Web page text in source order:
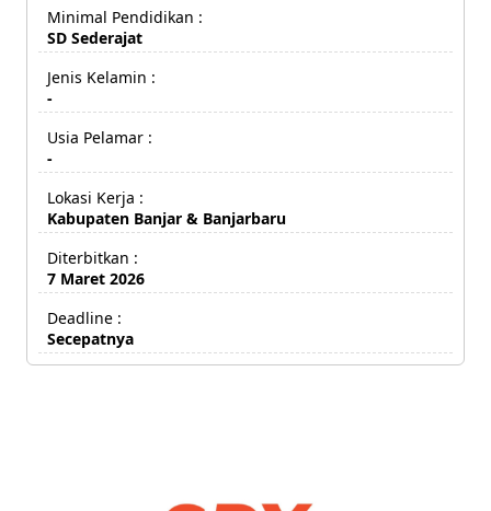
Minimal Pendidikan :
SD Sederajat
Jenis Kelamin :
-
Usia Pelamar :
-
Lokasi Kerja :
Kabupaten Banjar & Banjarbaru
Diterbitkan :
7 Maret 2026
Deadline :
Secepatnya